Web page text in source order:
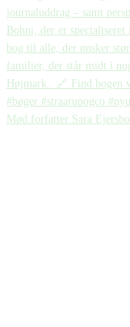
Mød forfatter Sara Ejersbo